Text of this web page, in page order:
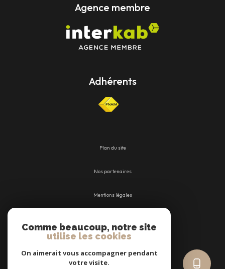
Agence membre
Adhérents
Plan du site
Nos partenaires
Mentions légales
Politique RGPD
Comme beaucoup, notre site
utilise les cookies
On aimerait vous accompagner pendant
votre visite.